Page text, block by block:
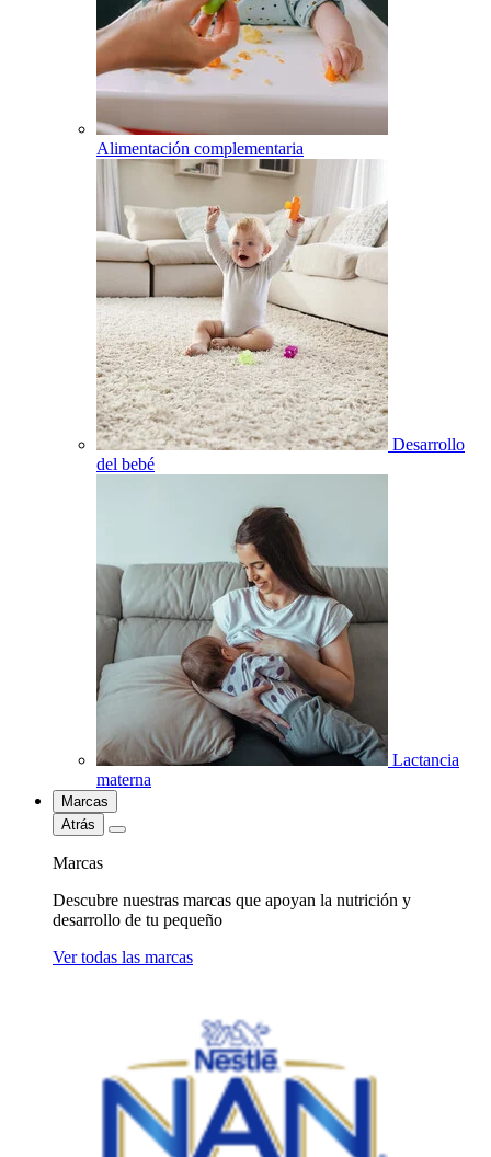
Alimentación complementaria
Desarrollo
del bebé
Lactancia
materna
Marcas
Atrás
Marcas
Descubre nuestras marcas que apoyan la nutrición y
desarrollo de tu pequeño
Ver todas las marcas